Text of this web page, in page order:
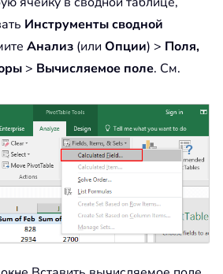
Инструменты сводной
Анализ (или Опции) > Поля,
> Вычисляемое поле. См.